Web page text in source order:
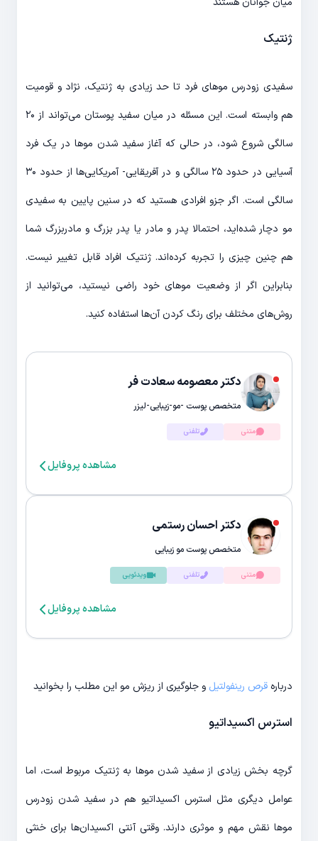
ژنتیک
سفیدی زودرس موهای فرد تا حد زیادی به ژنتیک، نژاد و قومیت
هم وابسته است. این مسئله در میان سفید پوستان می‌تواند از ۲۰
سالگی شروع شود، در حالی که آغاز سفید شدن موها در یک فرد
آسیایی در حدود ۲۵ سالگی و در آفریقایی- آمریکایی‌ها از حدود ۳۰
سالگی است. اگر جزو افرادی هستید که در سنین پایین به سفیدی
مو دچار شده‌اید، احتمالا پدر و مادر یا پدر بزرگ و مادربزرگ شما
هم چنین چیزی را تجربه کرده‌اند. ژنتیک افراد قابل تغییر نیست.
بنابراین اگر از وضعیت موهای خود راضی نیستید، می‌توانید از
روش‌های مختلف برای رنگ کردن آن‌ها استفاده کنید.
دکتر معصومه سعادت فر
متخصص پوست -مو-زیبایی-لیزر
متنی تلفنی
مشاهده پروفایل
دکتر احسان رستمی
متخصص پوست مو زیبایی
متنی تلفنی ویدئویی
مشاهده پروفایل
درباره قرص رینفولتیل و جلوگیری از ریزش مو این مطلب را بخوانید
استرس اکسیداتیو
گرچه بخش زیادی از سفید شدن موها به ژنتیک مربوط است، اما
عوامل دیگری مثل استرس اکسیداتیو هم در سفید شدن زودرس
موها نقش مهم و موثری دارند. وقتی آنتی اکسیدان‌ها برای خنثی